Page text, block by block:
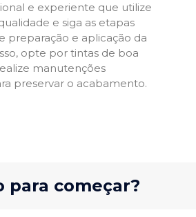
e experiente que utilize
e siga as etapas
preparação e aplicação da
opte por tintas de boa
manutenções
preservar o acabamento.
para começar?